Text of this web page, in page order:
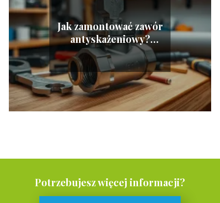
Jak zamontować zawór
antyskażeniowy?
Przewodnik krok po
kroku
Potrzebujesz więcej informacji?